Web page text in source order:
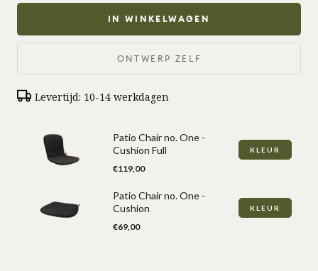
IN WINKELWAGEN
ONTWERP ZELF
werkdagen
levering:
Levertijd: 10-14 werkdagen
2-
Verwachte
Patio Chair no. One -
Cushion Full
Price
€119,00
KLEUR
Patio Chair no. One -
Cushion
Price
€69,00
KLEUR